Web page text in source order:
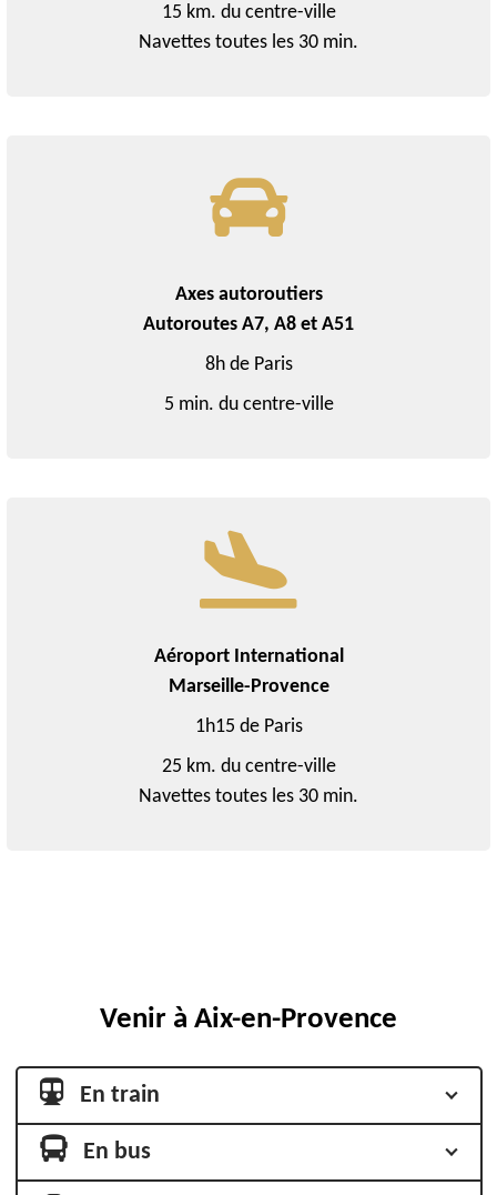
15 km. du centre-ville
Navettes toutes les 30 min.
Axes autoroutiers
Autoroutes A7, A8 et A51
8h de Paris
5 min. du centre-ville
Aéroport International
Marseille-Provence
1h15 de Paris
25 km. du centre-ville
Navettes toutes les 30 min.
Venir à Aix-en-Provence
En train
En bus